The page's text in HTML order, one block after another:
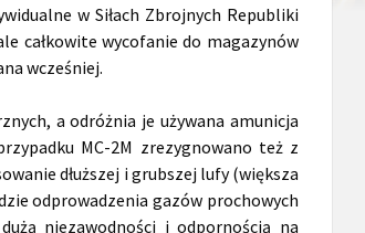
w Siłach Zbrojnych Republiki
całkowite wycofanie do magazynów
wcześniej.
a odróżnia je używana amunicja
MC-2M zrezygnowano też z
dłuższej i grubszej lufy (większa
odprowadzenia gazów prochowych
niezawodności i odpornością na